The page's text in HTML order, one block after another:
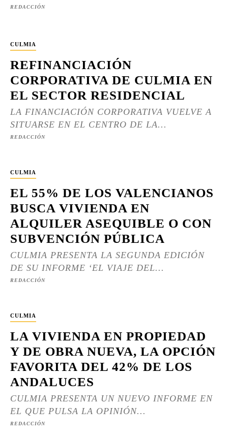
REDACCIÓN
CULMIA
REFINANCIACIÓN
CORPORATIVA DE CULMIA EN
EL SECTOR RESIDENCIAL
LA FINANCIACIÓN CORPORATIVA VUELVE A
SITUARSE EN EL CENTRO DE LA...
REDACCIÓN
CULMIA
EL 55% DE LOS VALENCIANOS
BUSCA VIVIENDA EN
ALQUILER ASEQUIBLE O CON
SUBVENCIÓN PÚBLICA
CULMIA PRESENTA LA SEGUNDA EDICIÓN
DE SU INFORME ‘EL VIAJE DEL...
REDACCIÓN
CULMIA
LA VIVIENDA EN PROPIEDAD
Y DE OBRA NUEVA, LA OPCIÓN
FAVORITA DEL 42% DE LOS
ANDALUCES
CULMIA PRESENTA UN NUEVO INFORME EN
EL QUE PULSA LA OPINIÓN...
REDACCIÓN